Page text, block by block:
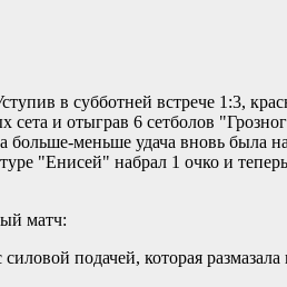
в субботней встрече 1:3,
и отыграв 6 сетболов
больше-меньше удача вновь была
"Енисей" набрал 1 очко и
матч:
подачей, которая